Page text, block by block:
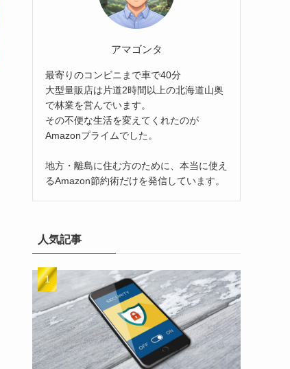
アマゴンタ
最寄りのコンビニまで車で40分
大型量販店は片道2時間以上の北海道山奥
で林業を営んでいます。
その不便な生活を変えてくれたのが
Amazonプライムでした。
地方・離島に住む方のために、本当に使え
るAmazon節約術だけを発信しています。
人気記事